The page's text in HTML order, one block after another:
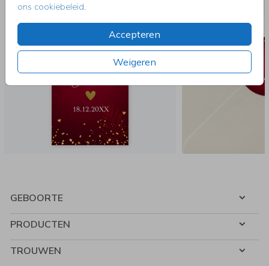
ons cookiebeleid.
Accepteren
Weigeren
GEBOORTE
PRODUCTEN
TROUWEN